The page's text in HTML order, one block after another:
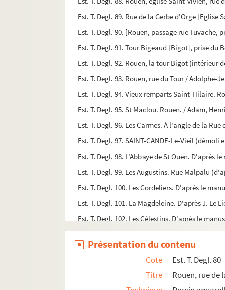
Est. T. Degl. 89. Rue de la Gerbe d'Orge
Est. T. Degl. 90. [Rouen, passage rue
Est. T. Degl. 91. Tour Bigeaud [Bigot], prise du
Est. T. Degl. 92. Rouen, la tour Bigot (intérieur
Est. T. Degl. 93. Rouen, rue du Tour / Adolphe-
Est. T. Degl. 94. Vieux remparts Saint-Hilaire.
Est. T. Degl. 95. St Maclou. Rouen. / Adam,
Est. T. Degl. 96. Les Carmes. À l'angle de la
Est. T. Degl. 97. SAINT-CANDE-Le-Vieil
Est. T. Degl. 98. L'Abbaye de St Ouen. D'après
Est. T. Degl. 99. Les Augustins. Rue Malpalu
Est. T. Degl. 100. Les Cordeliers. D'après le
Est. T. Degl. 101. La Magdeleine. D'après J. Le
Est. T. Degl. 102. Les Célestins. D'après le
Est. T. Degl. 103. Saint-Erbland, d'après le
Est. T. Degl. 104. St jehan et St Anthoine,
Est. T. Degl. 105. Saint-Lô, d'après le
Est. T. Degl. 106. Saint-Martin-du-Pont,
Présentation du contenu
Cote
Est. T. Degl. 80
Titre
Rouen, rue de